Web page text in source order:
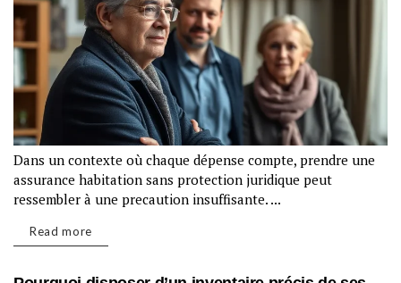
Dans un contexte où chaque dépense compte, prendre une
assurance habitation sans protection juridique peut
ressembler à une precaution insuffisante. ...
Read more